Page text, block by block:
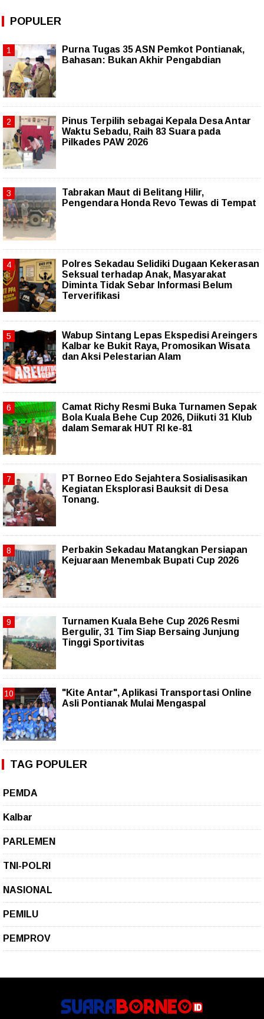
POPULER
Purna Tugas 35 ASN Pemkot Pontianak,
Bahasan: Bukan Akhir Pengabdian
Pinus Terpilih sebagai Kepala Desa Antar
Waktu Sebadu, Raih 83 Suara pada
Pilkades PAW 2026
Tabrakan Maut di Belitang Hilir,
Pengendara Honda Revo Tewas di Tempat
Polres Sekadau Selidiki Dugaan Kekerasan
Seksual terhadap Anak, Masyarakat
Diminta Tidak Sebar Informasi Belum
Terverifikasi
Wabup Sintang Lepas Ekspedisi Areingers
Kalbar ke Bukit Raya, Promosikan Wisata
dan Aksi Pelestarian Alam
Camat Richy Resmi Buka Turnamen Sepak
Bola Kuala Behe Cup 2026, Diikuti 31 Klub
dalam Semarak HUT RI ke-81
PT Borneo Edo Sejahtera Sosialisasikan
Kegiatan Eksplorasi Bauksit di Desa
Tonang.
Perbakin Sekadau Matangkan Persiapan
Kejuaraan Menembak Bupati Cup 2026
Turnamen Kuala Behe Cup 2026 Resmi
Bergulir, 31 Tim Siap Bersaing Junjung
Tinggi Sportivitas
"Kite Antar", Aplikasi Transportasi Online
Asli Pontianak Mulai Mengaspal
TAG POPULER
PEMDA
Kalbar
PARLEMEN
TNI-POLRI
NASIONAL
PEMILU
PEMPROV